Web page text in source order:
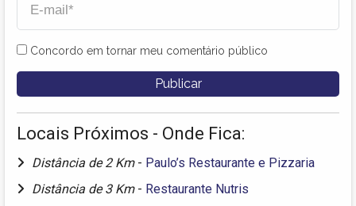
Concordo em tornar meu comentário público
Locais Próximos - Onde Fica:
Distância de 2 Km - Paulo’s Restaurante e Pizzaria
Distância de 3 Km - Restaurante Nutris